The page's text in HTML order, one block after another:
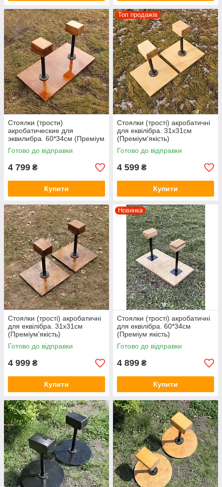
Стоялки (трости)
акробатические для
эквилибра. 60*34см (Преміум
якість)
Готово до відправки
4 799 ₴
Купити
Топ продажів
Стоялки (трості) акробатичні
для еквілібра. 31х31см
(Преміум'якість)
Готово до відправки
4 599 ₴
Купити
Стоялки (трості) акробатичні
для еквілібра. 31х31см
(Преміум'якість)
Готово до відправки
4 999 ₴
Купити
Новинка
Стоялки (трості) акробатичні
для еквілібра. 60*34см
(Преміум якість)
Готово до відправки
4 899 ₴
Купити